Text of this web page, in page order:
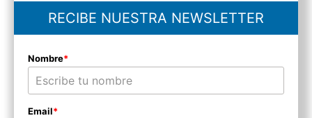
RECIBE NUESTRA NEWSLETTER
Nombre*
Email*